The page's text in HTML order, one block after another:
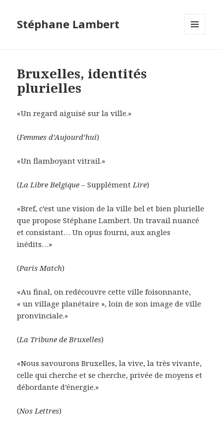
Stéphane Lambert
Bruxelles, identités
plurielles
«Un regard aiguisé sur la ville.»
(Femmes d’Aujourd’hui)
«Un flamboyant vitrail.»
(La Libre Belgique – SupplémentLire)
«Bref, c’est une vision de la ville bel et bien plurielle
que propose Stéphane Lambert. Un travail nuancé
et consistant… Un opus fourni, aux angles
inédits…»
(Paris Match)
«Au final, on redécouvre cette ville foisonnante,
« un village planétaire », loin de son image de ville
pronvinciale.»
(La Tribune de Bruxelles)
«Nous savourons Bruxelles, la vive, la très vivante,
celle qui cherche et se cherche, privée de moyens et
débordante d’énergie.»
(Nos Lettres)